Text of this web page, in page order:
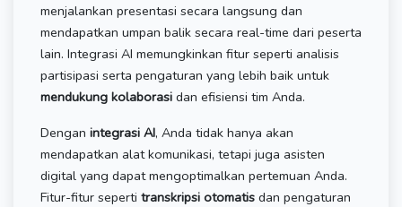
menjalankan presentasi secara langsung dan
mendapatkan umpan balik secara real-time dari peserta
lain. Integrasi AI memungkinkan fitur seperti analisis
partisipasi serta pengaturan yang lebih baik untuk
mendukung kolaborasi dan efisiensi tim Anda.
Dengan integrasi AI, Anda tidak hanya akan
mendapatkan alat komunikasi, tetapi juga asisten
digital yang dapat mengoptimalkan pertemuan Anda.
Fitur-fitur seperti transkripsi otomatis dan pengaturan